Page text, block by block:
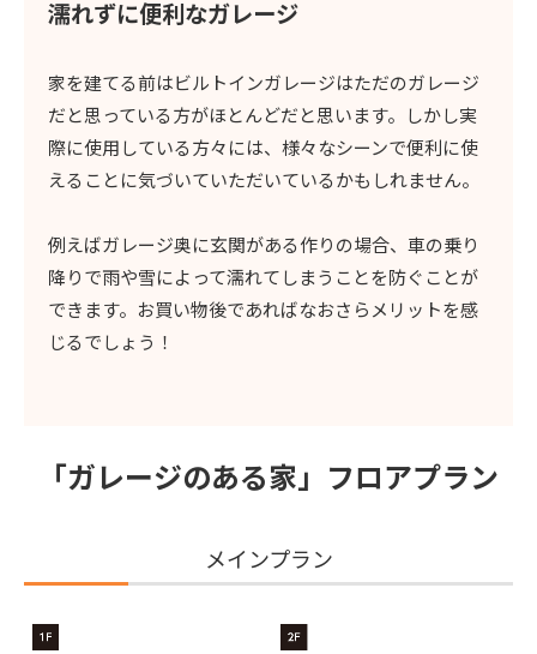
濡れずに便利なガレージ
家を建てる前はビルトインガレージはただのガレージ
だと思っている方がほとんどだと思います。しかし実
際に使用している方々には、様々なシーンで便利に使
えることに気づいていただいているかもしれません。
例えばガレージ奥に玄関がある作りの場合、車の乗り
降りで雨や雪によって濡れてしまうことを防ぐことが
できます。お買い物後であればなおさらメリットを感
じるでしょう！
「ガレージのある家」 フロアプラン
メインプラン